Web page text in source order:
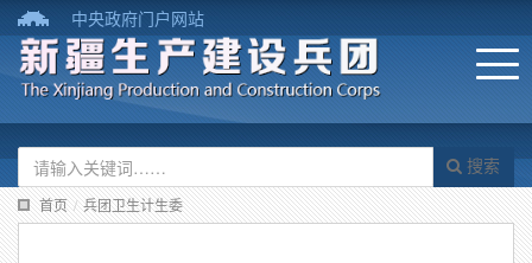
中央政府门户网站
搜索
首页 / 兵团卫生计生委